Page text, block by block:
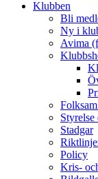
Klubben
Bli
Ny i
Avima
Stadgar
Policy
Kris-